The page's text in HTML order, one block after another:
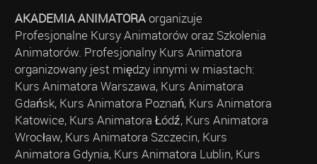
AKADEMIA ANIMATORAorganizuje
Profesjonalne Kursy Animatorów oraz Szkolenia
Animatorów. Profesjonalny Kurs Animatora
organizowany jest między innymi w miastach:
Kurs Animatora Warszawa, Kurs Animatora
Gdańsk, Kurs Animatora Poznań, Kurs Animatora
Katowice, Kurs Animatora Łódź, Kurs Animatora
Wrocław, Kurs Animatora Szczecin, Kurs
Animatora Gdynia, Kurs Animatora Lublin, Kurs